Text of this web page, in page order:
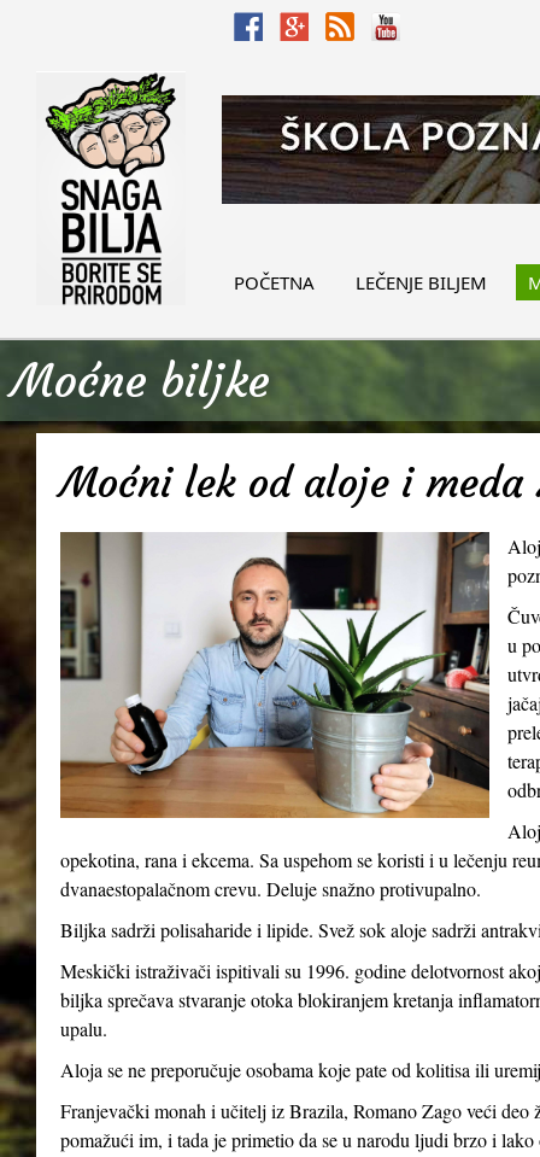
POČETNA LEČENJE BILJEM
Moćne biljke
Moćni lek od aloje i meda
u
opekotina, rana i ekcema. Sa uspehom se koristi i u lečenju
dvanaestopalačnom crevu. Deluje snažno protivupalno.
Biljka sadrži polisaharide i lipide. Svež sok aloje sadrži
Meskički istraživači ispitivali su 1996. godine delotvornost
biljka sprečava stvaranje otoka blokiranjem kretanja
upalu.
Aloja se ne preporučuje osobama koje pate od kolitisa ili
Franjevački monah i učitelj iz Brazila, Romano Zago veći deo
pomažući im, i tada je primetio da se u narodu ljudi brzo i